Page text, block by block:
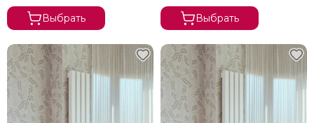
Выбрать
Выбрать